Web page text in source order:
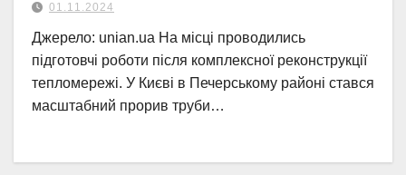
01.11.2024
Джерело: unian.ua На місці проводились
підготовчі роботи після комплексної реконструкції
тепломережі. У Києві в Печерському районі стався
масштабний прорив труби…